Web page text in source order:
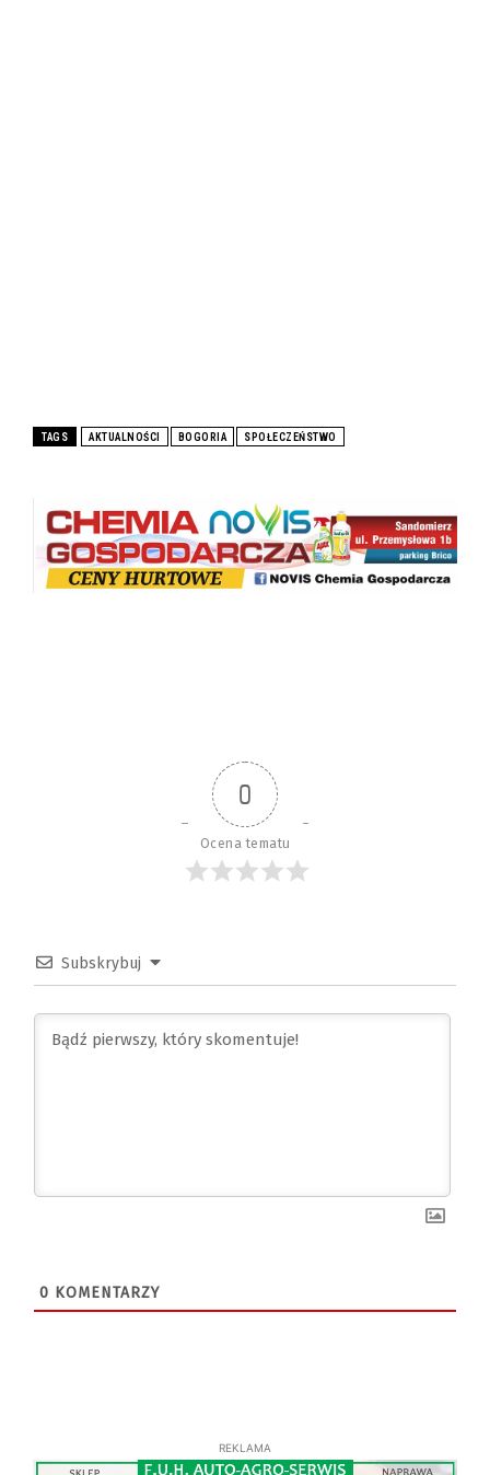
TAGS AKTUALNOŚCI BOGORIA SPOŁECZEŃSTWO
0
Ocena tematu
Subskrybuj
0 KOMENTARZY
REKLAMA